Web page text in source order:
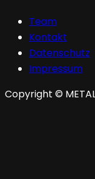
Team
Kontakt
Datenschutz
Impressum
Copyright ©